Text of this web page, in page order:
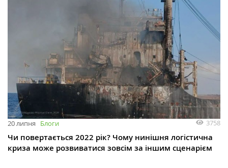
20 липня Блоги 3758
Чи повертається 2022 рік? Чому нинішня логістична
криза може розвиватися зовсім за іншим сценарієм